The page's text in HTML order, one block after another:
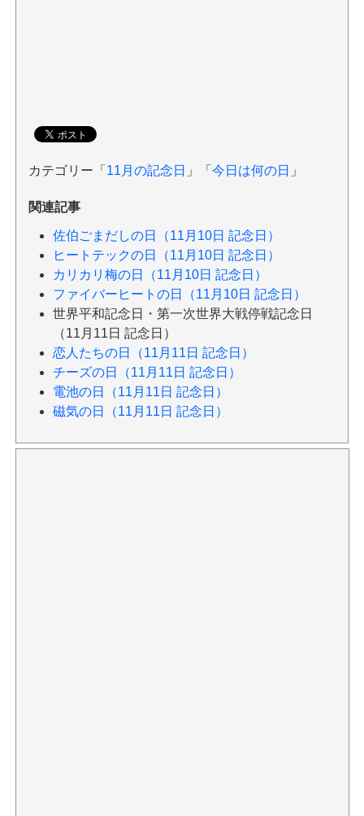
カテゴリー「 11月の記念日 」「 今日は何の日 」
関連記事
佐伯ごまだしの日（11月10日 記念日）
ヒートテックの日（11月10日 記念日）
カリカリ梅の日（11月10日 記念日）
ファイバーヒートの日（11月10日 記念日）
世界平和記念日・第一次世界大戦停戦記念日
（11月11日 記念日）
恋人たちの日（11月11日 記念日）
チーズの日（11月11日 記念日）
電池の日（11月11日 記念日）
磁気の日（11月11日 記念日）